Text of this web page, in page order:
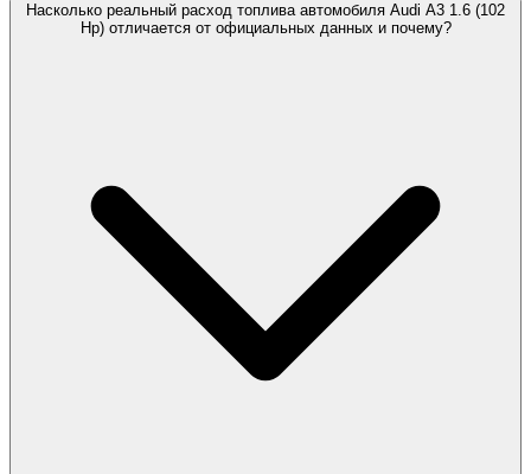
Насколько реальный расход топлива автомобиля Audi A3 1.6 (102
Hp) отличается от официальных данных и почему?